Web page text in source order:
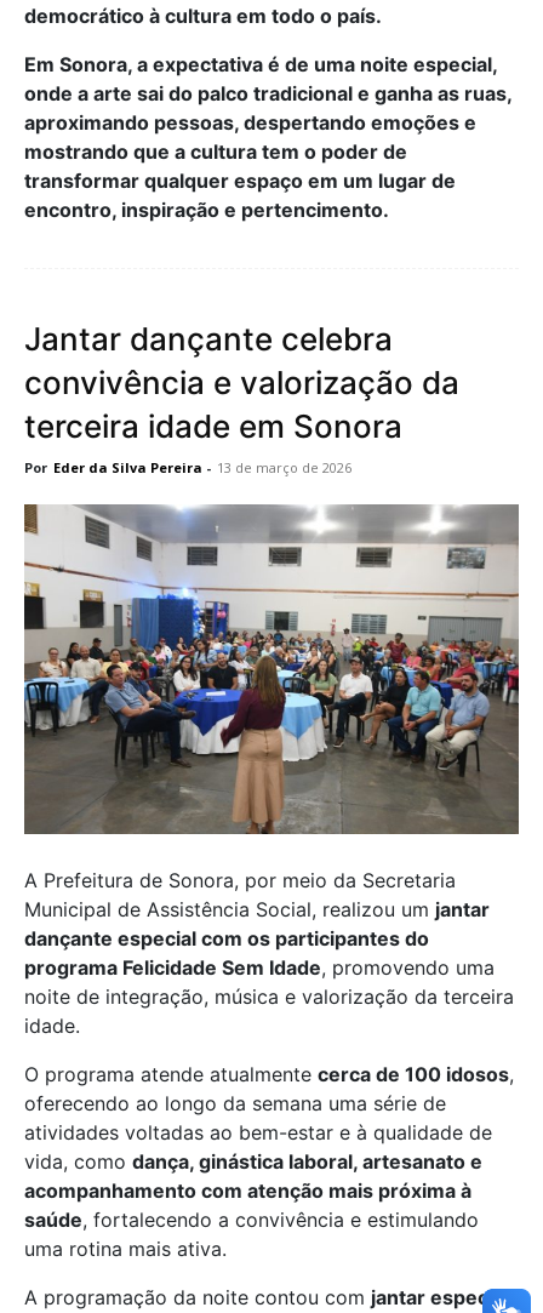
democrático à cultura em todo o país.
Em Sonora, a expectativa é de uma noite especial,
onde a arte sai do palco tradicional e ganha as ruas,
aproximando pessoas, despertando emoções e
mostrando que a cultura tem o poder de
transformar qualquer espaço em um lugar de
encontro, inspiração e pertencimento.
Jantar dançante celebra
convivência e valorização da
terceira idade em Sonora
Por Eder da Silva Pereira - 13 de março de 2026
A Prefeitura de Sonora, por meio da Secretaria
Municipal de Assistência Social, realizou um jantar
dançante especial com os participantes do
programa Felicidade Sem Idade, promovendo uma
noite de integração, música e valorização da terceira
idade.
O programa atende atualmente cerca de 100 idosos,
oferecendo ao longo da semana uma série de
atividades voltadas ao bem-estar e à qualidade de
vida, como dança, ginástica laboral, artesanato e
acompanhamento com atenção mais próxima à
saúde, fortalecendo a convivência e estimulando
uma rotina mais ativa.
A programação da noite contou com jantar especial,